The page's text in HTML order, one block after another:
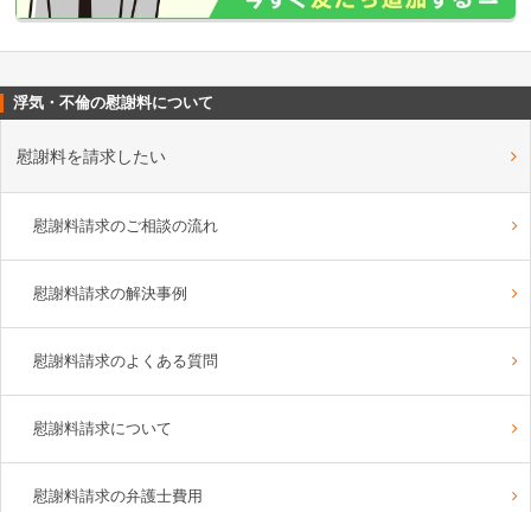
浮気・不倫の慰謝料について
慰謝料を請求したい
慰謝料請求のご相談の流れ
慰謝料請求の解決事例
慰謝料請求のよくある質問
慰謝料請求について
慰謝料請求の弁護士費用